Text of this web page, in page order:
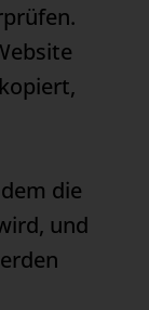
die
und